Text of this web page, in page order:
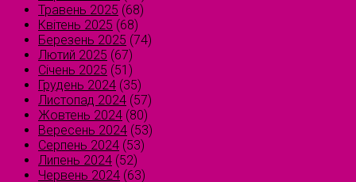
Травень 2025 (68)
Квітень 2025 (68)
Березень 2025 (74)
Лютий 2025 (67)
Січень 2025 (51)
Грудень 2024 (35)
Листопад 2024 (57)
Жовтень 2024 (80)
Вересень 2024 (53)
Серпень 2024 (53)
Липень 2024 (52)
Червень 2024 (63)